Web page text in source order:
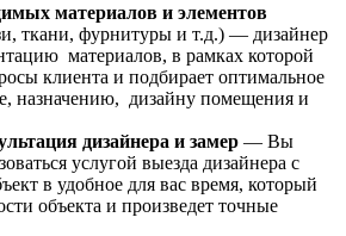
материалов и элементов
ткани, фурнитуры и т.д.) — дизайнер
материалов, в рамках которой
клиента и подбирает оптимальное
назначению, дизайну помещения и
дизайнера и замер — Вы
услугой выезда дизайнера с
в удобное для вас время, который
объекта и произведет точные